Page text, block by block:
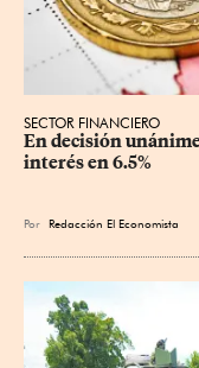
SECTOR FINANCIERO
En decisión
interés en 6.5%
Por Redacción El Economista